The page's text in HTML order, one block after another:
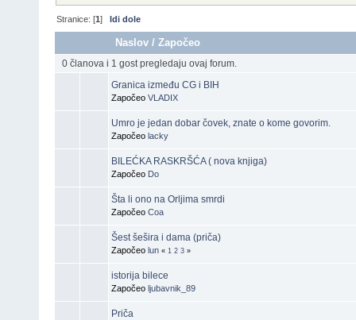
Stranice: [1]Idi dole
Naslov /Započeo
0 članova i 1 gost pregledaju ovaj forum.
Granica između CG i BIH
Započeo VLADIX
Umro je jedan dobar čovek, znate o kome govorim.
Započeo lacky
BILEĆKA RASKRŠĆA ( nova knjiga)
Započeo Do
Šta li ono na Orljima smrdi
Započeo Coa
Šest šešira i dama (priča)
Započeo lun « 1 2 3 »
istorija bilece
Započeo ljubavnik_89
Priča